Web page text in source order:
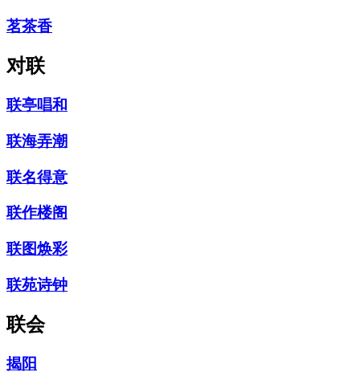
茗茶香
对联
联亭唱和
联海弄潮
联名得意
联作楼阁
联图焕彩
联苑诗钟
联会
揭阳